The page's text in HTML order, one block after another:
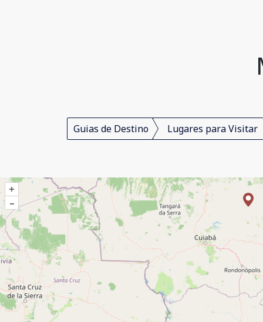
Guias de Destino Lugares para Visitar
+
–